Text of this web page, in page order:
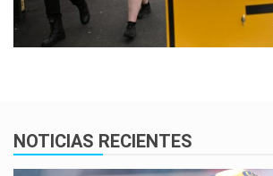
NOTICIAS RECIENTES